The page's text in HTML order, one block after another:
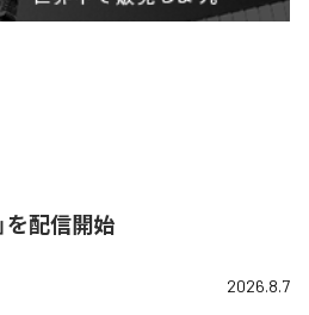
を配信開始
2026.8.7